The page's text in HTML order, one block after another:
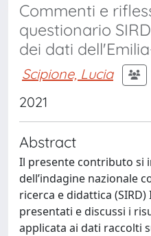
Commenti e
questionario
dei dati
Scipione, Lucia
2021
Abstract
Il presente contributo si
dell’indagine nazionale
ricerca e didattica
presentati e discussi i
applicata ai dati raccolti